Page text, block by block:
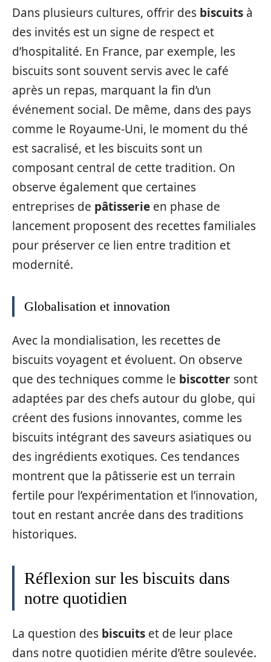
Dans plusieurs cultures, offrir des biscuits à
des invités est un signe de respect et
d’hospitalité. En France, par exemple, les
biscuits sont souvent servis avec le café
après un repas, marquant la fin d’un
événement social. De même, dans des pays
comme le Royaume-Uni, le moment du thé
est sacralisé, et les biscuits sont un
composant central de cette tradition. On
observe également que certaines
entreprises de pâtisserie en phase de
lancement proposent des recettes familiales
pour préserver ce lien entre tradition et
modernité.
Globalisation et innovation
Avec la mondialisation, les recettes de
biscuits voyagent et évoluent. On observe
que des techniques comme le biscotter sont
adaptées par des chefs autour du globe, qui
créent des fusions innovantes, comme les
biscuits intégrant des saveurs asiatiques ou
des ingrédients exotiques. Ces tendances
montrent que la pâtisserie est un terrain
fertile pour l’expérimentation et l’innovation,
tout en restant ancrée dans des traditions
historiques.
Réflexion sur les biscuits dans
notre quotidien
La question des biscuits et de leur place
dans notre quotidien mérite d’être soulevée.